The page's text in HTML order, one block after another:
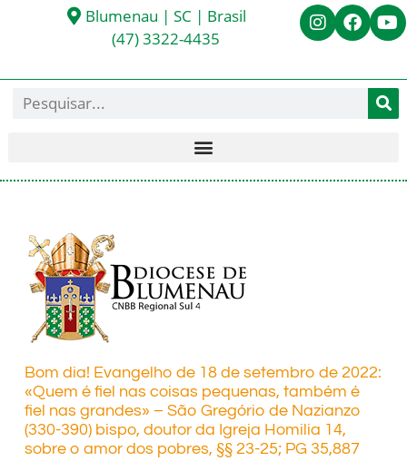
Blumenau | SC | Brasil
(47) 3322-4435
Bom dia! Evangelho de 18 de setembro de 2022:
«Quem é fiel nas coisas pequenas, também é
fiel nas grandes» – São Gregório de Nazianzo
(330-390) bispo, doutor da Igreja Homilia 14,
sobre o amor dos pobres, §§ 23-25; PG 35,887